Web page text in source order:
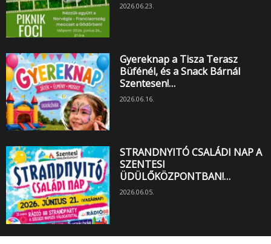
2026.06.23.
Gyereknap a Tisza Terasz
Büfénél, és a Snack Bárnál
Szentesen!…
2026.06.16.
STRANDNYITÓ CSALÁDI NAP A
SZENTESI
ÜDÜLŐKÖZPONTBAN!…
2026.06.05.